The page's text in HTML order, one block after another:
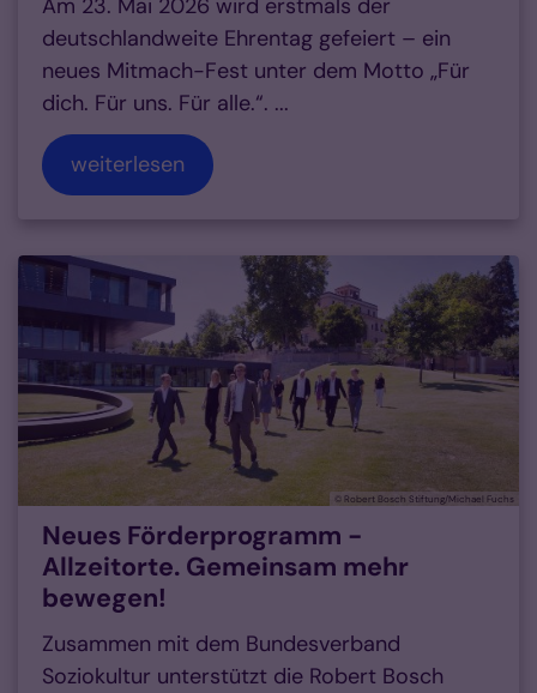
Am 23. Mai 2026 wird erstmals der
deutschlandweite Ehrentag gefeiert – ein
neues Mitmach-Fest unter dem Motto „Für
dich. Für uns. Für alle.“. ...
weiterlesen
© Robert Bosch Stiftung/Michael Fuchs
Neues Förderprogramm -
Allzeitorte. Gemeinsam mehr
bewegen!
Zusammen mit dem Bundesverband
Soziokultur unterstützt die Robert Bosch